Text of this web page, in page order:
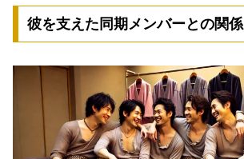
彼を支えた同期メンバーとの関係